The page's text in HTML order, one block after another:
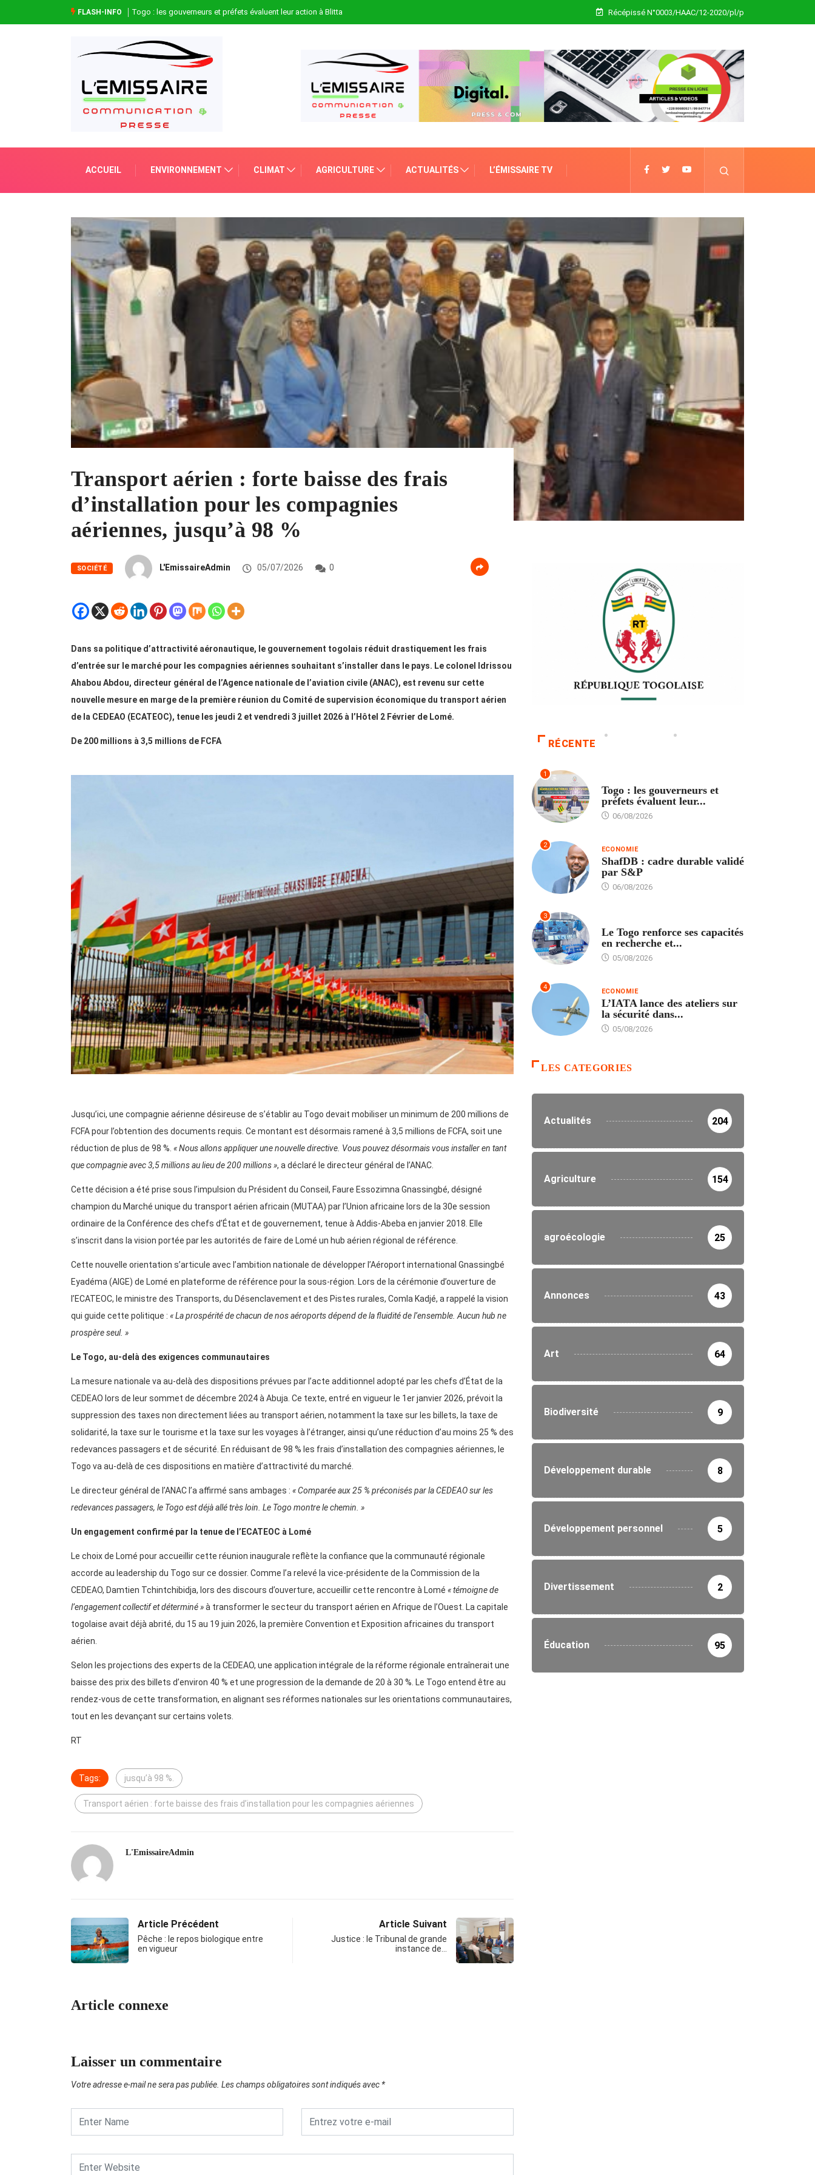
FLASH-INFO Togo : les gouverneurs et préfets évaluent leur action à Blitta Récépissé N°0003/HAAC/12-2020/pl/p
ACCUEIL ENVIRONNEMENT CLIMAT AGRICULTURE ACTUALITÉS L’ÉMISSAIRE TV
Transport aérien : forte baisse des frais
d’installation pour les compagnies
aériennes, jusqu’à 98 %
SOCIÉTÉ L'EmissaireAdmin 05/07/2026 0
Dans sa politique d’attractivité aéronautique, le gouvernement togolais réduit drastiquement les frais
d’entrée sur le marché pour les compagnies aériennes souhaitant s’installer dans le pays. Le colonel Idrissou
Ahabou Abdou, directeur général de l’Agence nationale de l’aviation civile (ANAC), est revenu sur cette
nouvelle mesure en marge de la première réunion du Comité de supervision économique du transport aérien
de la CEDEAO (ECATEOC), tenue les jeudi 2 et vendredi 3 juillet 2026 à l’Hôtel 2 Février de Lomé.
De 200 millions à 3,5 millions de FCFA
Jusqu’ici, une compagnie aérienne désireuse de s’établir au Togo devait mobiliser un minimum de 200 millions de
FCFA pour l’obtention des documents requis. Ce montant est désormais ramené à 3,5 millions de FCFA, soit une
réduction de plus de 98 %. « Nous allons appliquer une nouvelle directive. Vous pouvez désormais vous installer en tant
que compagnie avec 3,5 millions au lieu de 200 millions », a déclaré le directeur général de l’ANAC.
Cette décision a été prise sous l’impulsion du Président du Conseil, Faure Essozimna Gnassingbé, désigné
champion du Marché unique du transport aérien africain (MUTAA) par l’Union africaine lors de la 30e session
ordinaire de la Conférence des chefs d’État et de gouvernement, tenue à Addis-Abeba en janvier 2018. Elle
s’inscrit dans la vision portée par les autorités de faire de Lomé un hub aérien régional de référence.
Cette nouvelle orientation s’articule avec l’ambition nationale de développer l’Aéroport international Gnassingbé
Eyadéma (AIGE) de Lomé en plateforme de référence pour la sous-région. Lors de la cérémonie d’ouverture de
l’ECATEOC, le ministre des Transports, du Désenclavement et des Pistes rurales, Comla Kadjé, a rappelé la vision
qui guide cette politique : « La prospérité de chacun de nos aéroports dépend de la fluidité de l’ensemble. Aucun hub ne
prospère seul. »
Le Togo, au-delà des exigences communautaires
La mesure nationale va au-delà des dispositions prévues par l’acte additionnel adopté par les chefs d’État de la
CEDEAO lors de leur sommet de décembre 2024 à Abuja. Ce texte, entré en vigueur le 1er janvier 2026, prévoit la
suppression des taxes non directement liées au transport aérien, notamment la taxe sur les billets, la taxe de
solidarité, la taxe sur le tourisme et la taxe sur les voyages à l’étranger, ainsi qu’une réduction d’au moins 25 % des
redevances passagers et de sécurité. En réduisant de 98 % les frais d’installation des compagnies aériennes, le
Togo va au-delà de ces dispositions en matière d’attractivité du marché.
Le directeur général de l’ANAC l’a affirmé sans ambages : « Comparée aux 25 % préconisés par la CEDEAO sur les
redevances passagers, le Togo est déjà allé très loin. Le Togo montre le chemin. »
Un engagement confirmé par la tenue de l’ECATEOC à Lomé
Le choix de Lomé pour accueillir cette réunion inaugurale reflète la confiance que la communauté régionale
accorde au leadership du Togo sur ce dossier. Comme l’a relevé la vice-présidente de la Commission de la
CEDEAO, Damtien Tchintchibidja, lors des discours d’ouverture, accueillir cette rencontre à Lomé « témoigne de
l’engagement collectif et déterminé »à transformer le secteur du transport aérien en Afrique de l’Ouest. La capitale
togolaise avait déjà abrité, du 15 au 19 juin 2026, la première Convention et Exposition africaines du transport
aérien.
Selon les projections des experts de la CEDEAO, une application intégrale de la réforme régionale entraînerait une
baisse des prix des billets d’environ 40 % et une progression de la demande de 20 à 30 %. Le Togo entend être au
rendez-vous de cette transformation, en alignant ses réformes nationales sur les orientations communautaires,
tout en les devançant sur certains volets.
RT
Tags: jusqu’à 98 %.
Transport aérien : forte baisse des frais d’installation pour les compagnies aériennes
L'EmissaireAdmin
Article Précédent
Pêche : le repos biologique entre
en vigueur
Article Suivant
Justice : le Tribunal de grande
instance de…
Article connexe
Laisser un commentaire
Votre adresse e-mail ne sera pas publiée. Les champs obligatoires sont indiqués avec *
RÉCENTE
1
Togo : les gouverneurs et
préfets évaluent leur...
06/08/2026
2 ECONOMIE
ShafDB : cadre durable validé
par S&P
06/08/2026
3
Le Togo renforce ses capacités
en recherche et...
05/08/2026
4 ECONOMIE
L’IATA lance des ateliers sur
la sécurité dans...
05/08/2026
LES CATEGORIES
Actualités 204
Agriculture 154
agroécologie 25
Annonces 43
Art 64
Biodiversité 9
Développement durable 8
Développement personnel 5
Divertissement 2
Éducation 95